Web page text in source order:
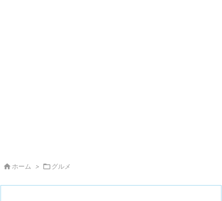
 ホーム > グルメ